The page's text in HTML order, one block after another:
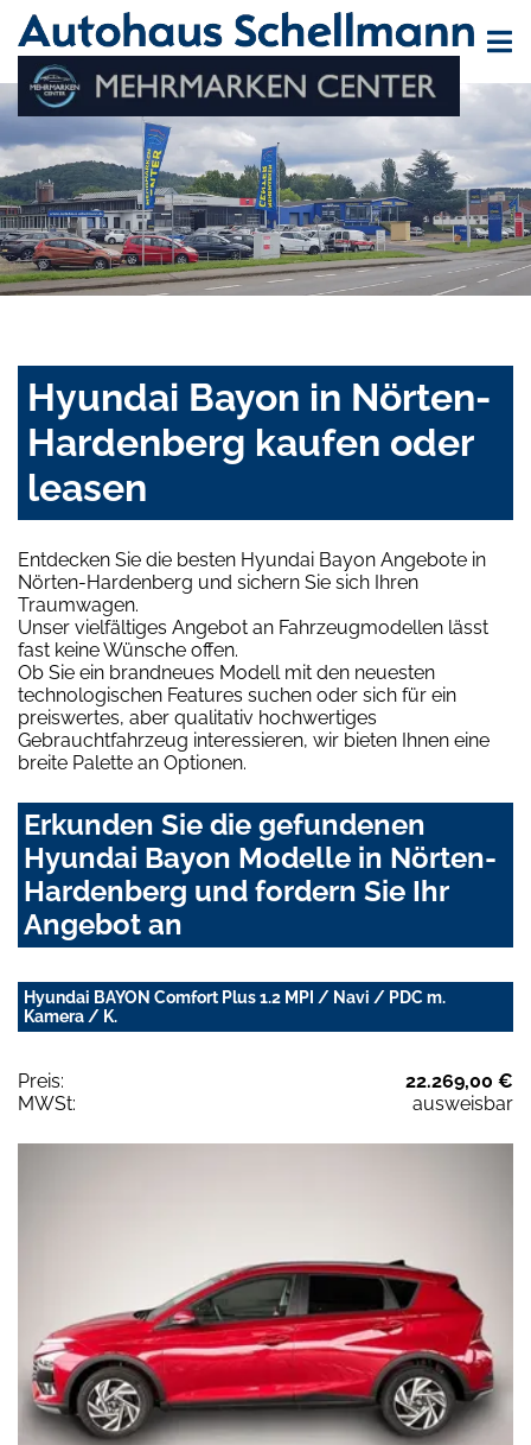
Hyundai Bayon in Nörten-
Hardenberg kaufen oder
leasen
Entdecken Sie die besten Hyundai Bayon Angebote in
Nörten-Hardenberg und sichern Sie sich Ihren
Traumwagen.
Unser vielfältiges Angebot an Fahrzeugmodellen lässt
fast keine Wünsche offen.
Ob Sie ein brandneues Modell mit den neuesten
technologischen Features suchen oder sich für ein
preiswertes, aber qualitativ hochwertiges
Gebrauchtfahrzeug interessieren, wir bieten Ihnen eine
breite Palette an Optionen.
Erkunden Sie die gefundenen
Hyundai Bayon Modelle in Nörten-
Hardenberg und fordern Sie Ihr
Angebot an
Hyundai BAYON Comfort Plus 1.2 MPI / Navi / PDC m.
Kamera / K.
Preis:
22.269,00 €
MWSt:
ausweisbar